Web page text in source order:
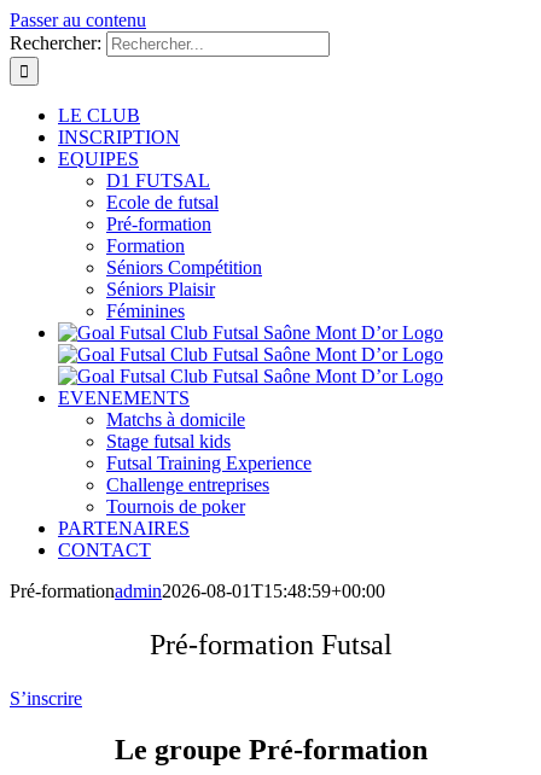
Passer au contenu
Rechercher:
LE CLUB
INSCRIPTION
EQUIPES
D1 FUTSAL
Ecole de futsal
Pré-formation
Formation
Séniors Compétition
Séniors Plaisir
Féminines
EVENEMENTS
Matchs à domicile
Stage futsal kids
Futsal Training Experience
Challenge entreprises
Tournois de poker
PARTENAIRES
CONTACT
Pré-formationadmin2026-08-01T15:48:59+00:00
Pré-formation Futsal
S’inscrire
Le groupe Pré-formation